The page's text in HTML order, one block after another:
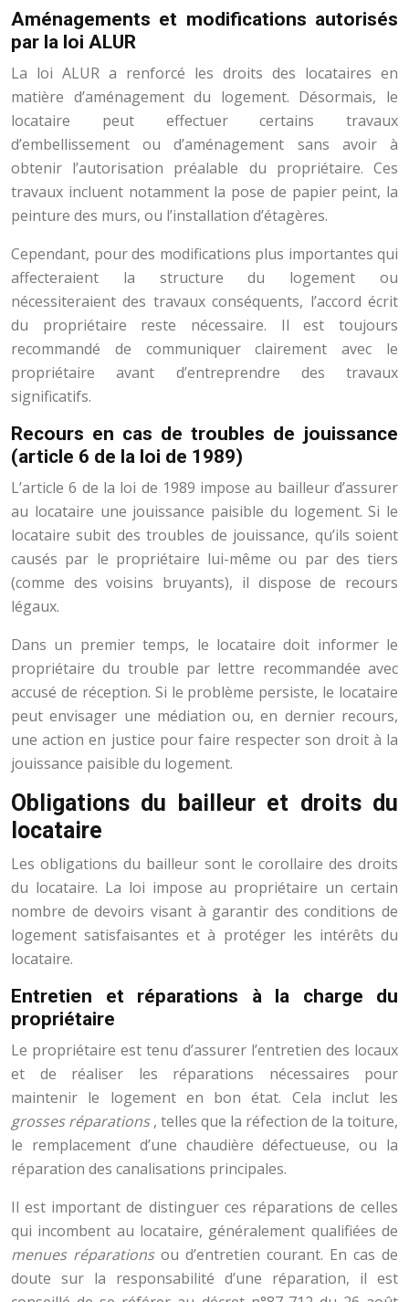
Aménagements et modifications autorisés
par la loi ALUR
La loi ALUR a renforcé les droits des locataires en
matière d’aménagement du logement. Désormais, le
locataire peut effectuer certains travaux
d’embellissement ou d’aménagement sans avoir à
obtenir l’autorisation préalable du propriétaire. Ces
travaux incluent notamment la pose de papier peint, la
peinture des murs, ou l’installation d’étagères.
Cependant, pour des modifications plus importantes qui
affecteraient la structure du logement ou
nécessiteraient des travaux conséquents, l’accord écrit
du propriétaire reste nécessaire. Il est toujours
recommandé de communiquer clairement avec le
propriétaire avant d’entreprendre des travaux
significatifs.
Recours en cas de troubles de jouissance
(article 6 de la loi de 1989)
L’article 6 de la loi de 1989 impose au bailleur d’assurer
au locataire une jouissance paisible du logement. Si le
locataire subit des troubles de jouissance, qu’ils soient
causés par le propriétaire lui-même ou par des tiers
(comme des voisins bruyants), il dispose de recours
légaux.
Dans un premier temps, le locataire doit informer le
propriétaire du trouble par lettre recommandée avec
accusé de réception. Si le problème persiste, le locataire
peut envisager une médiation ou, en dernier recours,
une action en justice pour faire respecter son droit à la
jouissance paisible du logement.
Obligations du bailleur et droits du
locataire
Les obligations du bailleur sont le corollaire des droits
du locataire. La loi impose au propriétaire un certain
nombre de devoirs visant à garantir des conditions de
logement satisfaisantes et à protéger les intérêts du
locataire.
Entretien et réparations à la charge du
propriétaire
Le propriétaire est tenu d’assurer l’entretien des locaux
et de réaliser les réparations nécessaires pour
maintenir le logement en bon état. Cela inclut les
grosses réparations, telles que la réfection de la toiture,
le remplacement d’une chaudière défectueuse, ou la
réparation des canalisations principales.
Il est important de distinguer ces réparations de celles
qui incombent au locataire, généralement qualifiées de
menues réparations ou d’entretien courant. En cas de
doute sur la responsabilité d’une réparation, il est